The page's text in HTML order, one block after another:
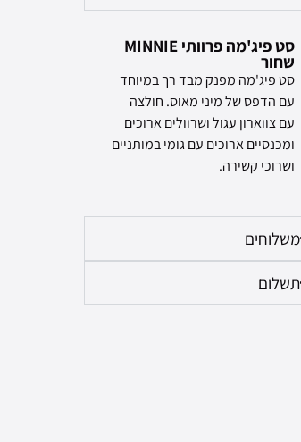
סט פיג'מה פרוותי MINNIE
שחור
סט פיג'מה מפנק מבד רך במיוחד
עם הדפס של מיני מאוס. חולצה
עם צווארון עגול ושרוולים ארוכים
ומכנסיים ארוכים עם גומי במותניים
ושרוכי קשירה.
משלוחים
תשלום